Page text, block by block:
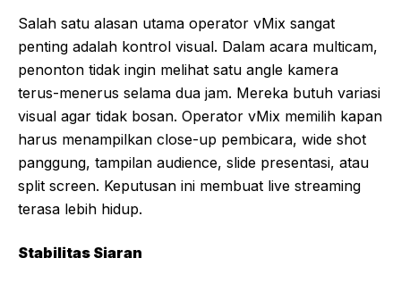
Salah satu alasan utama operator vMix sangat
penting adalah kontrol visual. Dalam acara multicam,
penonton tidak ingin melihat satu angle kamera
terus-menerus selama dua jam. Mereka butuh variasi
visual agar tidak bosan. Operator vMix memilih kapan
harus menampilkan close-up pembicara, wide shot
panggung, tampilan audience, slide presentasi, atau
split screen. Keputusan ini membuat live streaming
terasa lebih hidup.
Stabilitas Siaran